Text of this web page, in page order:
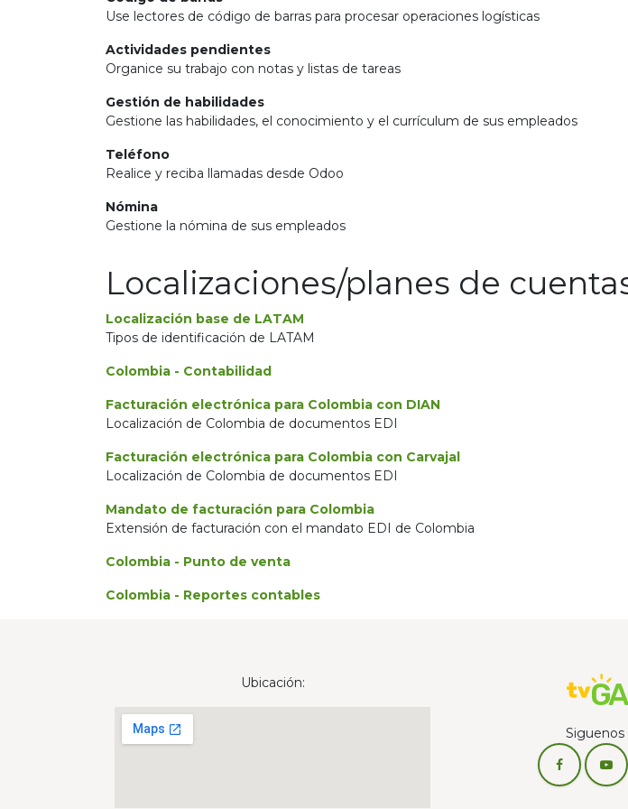
Use lectores de código de barras para procesar operaciones logísticas
Actividades pendientes
Organice su trabajo con notas y listas de tareas
Gestión de habilidades
Gestione las habilidades, el conocimiento y el currículum de sus empleados
Teléfono
Realice y reciba llamadas desde Odoo
Nómina
Gestione la nómina de sus empleados
Localizaciones/planes de
Localización base de LATAM
Tipos de identificación de LATAM
Colombia - Contabilidad
Facturación electrónica para Colombia con DIAN
Localización de Colombia de documentos EDI
Facturación electrónica para Colombia con Carvajal
Localización de Colombia de documentos EDI
Mandato de facturación para Colombia
Extensión de facturación con el mandato EDI de Colombia
Colombia - Punto de venta
Colombia - Reportes contables
Ubicación:
Siguenos